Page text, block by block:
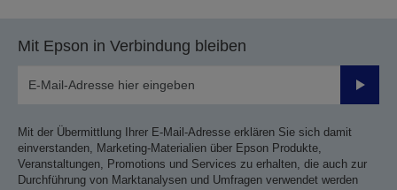
Mit Epson in Verbindung bleiben
Mit der Übermittlung Ihrer E-Mail-Adresse erklären Sie sich damit
einverstanden, Marketing-Materialien über Epson Produkte,
Veranstaltungen, Promotions und Services zu erhalten, die auch zur
Durchführung von Marktanalysen und Umfragen verwendet werden